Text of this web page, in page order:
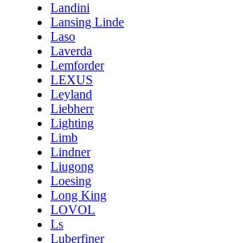
Landini
Lansing Linde
Laso
Laverda
Lemforder
LEXUS
Leyland
Liebherr
Lighting
Limb
Lindner
Liugong
Loesing
Long King
LOVOL
Ls
Luberfiner